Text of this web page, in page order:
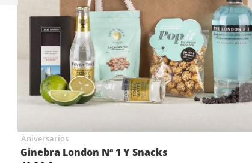
Aniversarios
Ginebra London Nª 1 Y Snacks